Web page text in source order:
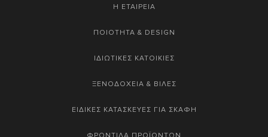
Η ΕΤΑΙΡΕΙΑ
ΠΟΙΟΤΗΤΑ & DESIGN
ΙΔΙΩΤΙΚΕΣ ΚΑΤΟΙΚΙΕΣ
ΞΕΝΟΔΟΧΕΙΑ & ΒΙΛΕΣ
ΕΙΔΙΚΕΣ ΚΑΤΑΣΚΕΥΕΣ ΓΙΑ ΣΚΑΦΗ